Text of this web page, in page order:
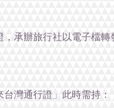
承辦旅行社以電子檔轉
灣通行證」此時需持：